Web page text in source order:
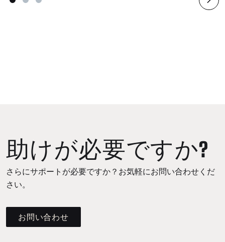
助けが必要ですか?
さらにサポートが必要ですか？お気軽にお問い合わせくだ
さい。
お問い合わせ